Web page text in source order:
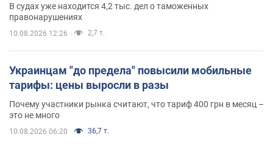
В судах уже находится 4,2 тыс. дел о таможенных
правонарушениях
10.08.2026 12:26 2,7 т.
Украинцам "до предела" повысили мобильные
тарифы: цены выросли в разы
Почему участники рынка считают, что тариф 400 грн в месяц –
это не много
10.08.2026 06:20 36,7 т.